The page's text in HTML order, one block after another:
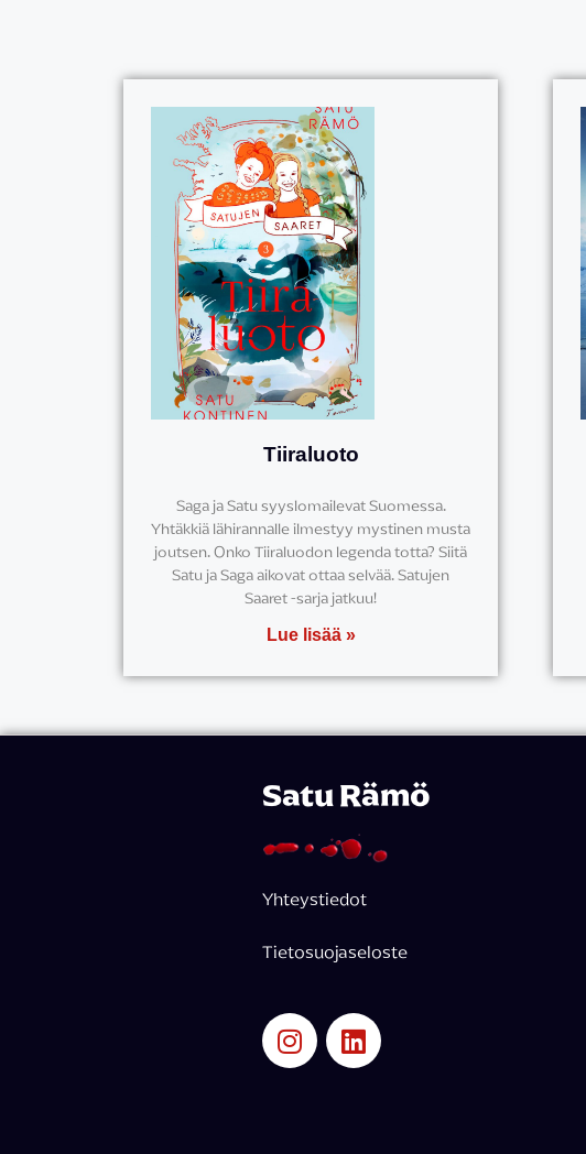
Tiiraluoto
Saga ja Satu syyslomailevat Suomessa.
Yhtäkkiä lähirannalle ilmestyy mystinen musta
joutsen. Onko Tiiraluodon legenda totta? Siitä
Satu ja Saga aikovat ottaa selvää. Satujen
Saaret -sarja jatkuu!
Lue lisää »
Satu Rämö
Yhteystiedot
Tietosuojaseloste